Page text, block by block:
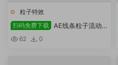
粒子特效
扫码免费下载
AE线条粒子流动
工程3
62 0